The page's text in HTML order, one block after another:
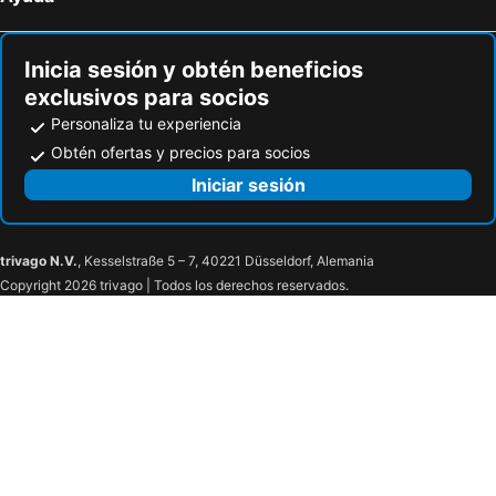
Inicia sesión y obtén beneficios
exclusivos para socios
Personaliza tu experiencia
Obtén ofertas y precios para socios
Iniciar sesión
trivago N.V., Kesselstraße 5 – 7, 40221 Düsseldorf, Alemania
Copyright 2026 trivago | Todos los derechos reservados.